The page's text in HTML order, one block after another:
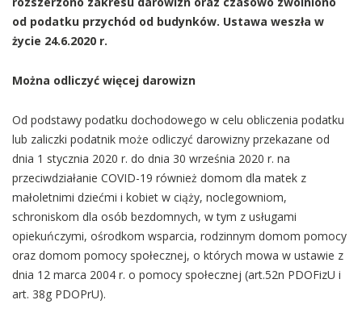
od podatku przychód od budynków. Ustawa weszła w
życie 24.6.2020 r.
Można odliczyć więcej darowizn
Od podstawy podatku dochodowego w celu obliczenia podatku
lub zaliczki podatnik może odliczyć darowizny przekazane od
dnia 1 stycznia 2020 r. do dnia 30 września 2020 r. na
przeciwdziałanie COVID-19 również domom dla matek z
małoletnimi dziećmi i kobiet w ciąży, noclegowniom,
schroniskom dla osób bezdomnych, w tym z usługami
opiekuńczymi, ośrodkom wsparcia, rodzinnym domom pomocy
oraz domom pomocy społecznej, o których mowa w ustawie z
dnia 12 marca 2004 r. o pomocy społecznej (art.52n PDOFizU i
art. 38g PDOPrU).